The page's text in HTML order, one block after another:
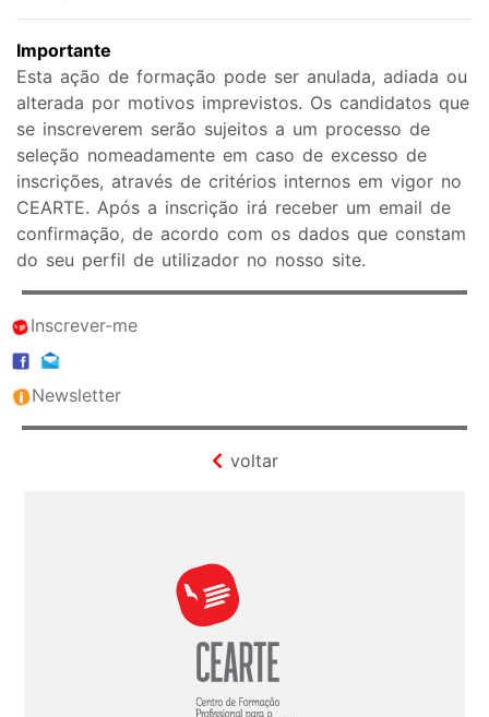
Importante
Esta ação de formação pode ser anulada, adiada ou
alterada por motivos imprevistos. Os candidatos que
se inscreverem serão sujeitos a um processo de
seleção nomeadamente em caso de excesso de
inscrições, através de critérios internos em vigor no
CEARTE. Após a inscrição irá receber um email de
confirmação, de acordo com os dados que constam
do seu perfil de utilizador no nosso site.
Inscrever-me
Newsletter
voltar